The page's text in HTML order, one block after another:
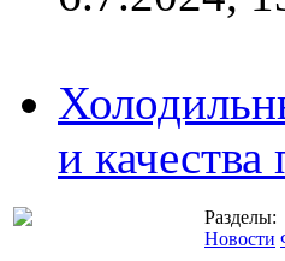
и качества
Разделы:
Новости